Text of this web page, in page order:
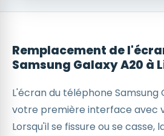
Remplacement de
Samsung Galaxy A20 à
L'écran du téléphone Samsung
votre première interface avec
Lorsqu'il se fissure ou se